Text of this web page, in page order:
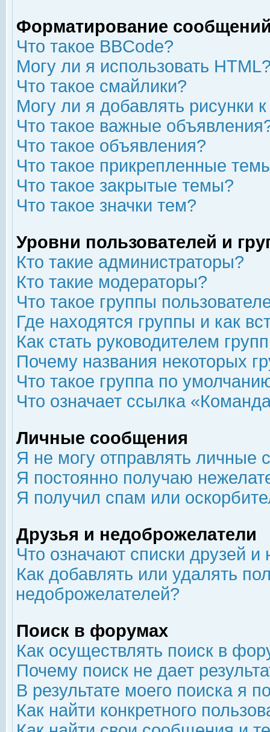
Форматирование
Что такое BBCode?
Могу ли я использовать
Что такое смайлики?
Могу ли я добавлять рисунки
Что такое важные
Что такое объявления?
Что такое прикрепленные
Что такое закрытые темы?
Что такое значки тем?
Уровни пользователей и
Кто такие администраторы?
Кто такие модераторы?
Что такое группы
Где находятся группы и как
Как стать руководителем
Почему названия некоторых
Что такое группа по
Что означает ссылка
Личные сообщения
Я не могу отправлять личные
Я постоянно получаю
Я получил спам или
Друзья и недоброжелатели
Что означают списки друзей
Как добавлять или удалять
недоброжелателей?
Поиск в форумах
Как осуществлять поиск в
Почему поиск не дает
В результате моего поиска я
Как найти конкретного